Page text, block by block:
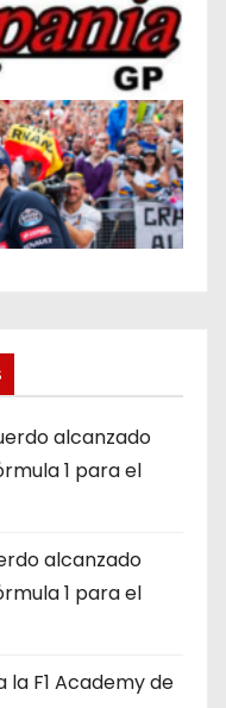
alcanzado
1 para el
alcanzado
1 para el
la F1 Academy de